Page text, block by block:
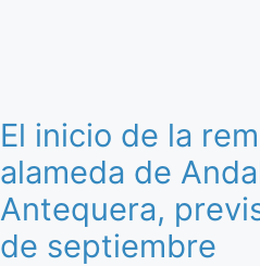
El inicio de la
alameda de
Antequera,
de septiembre